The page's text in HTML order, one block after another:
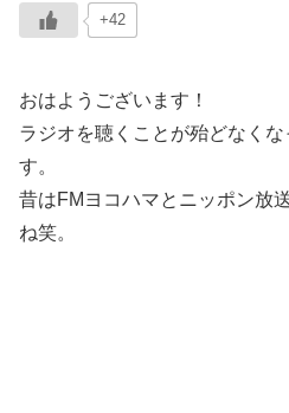
+42
おはようございます！
ラジオを聴くことが殆どなく
す。
昔はFMヨコハマとニッポン放
ね笑。